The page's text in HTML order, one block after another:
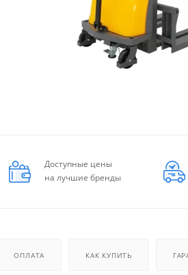
Доступные цены
на лучшие бренды
ОПЛАТА КАК КУПИТЬ